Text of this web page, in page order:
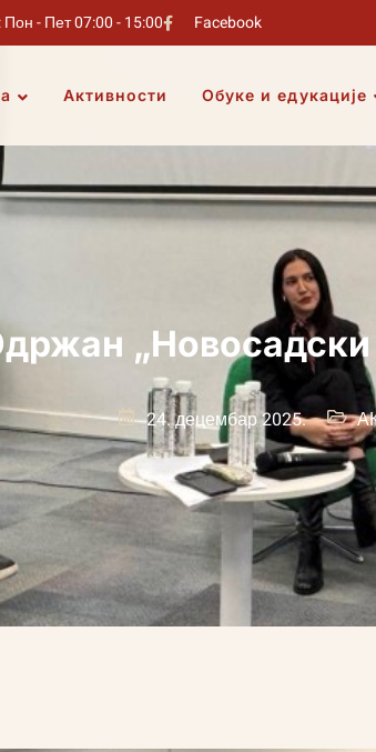
- Пет 07:00 - 15:00 Facebook
Активности Обуке и едукације
24. децембар 2025.